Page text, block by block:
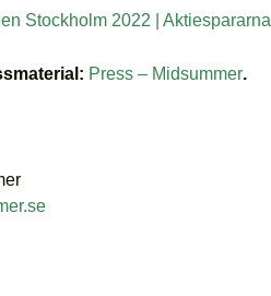
Stockholm 2022 | Aktiespararna
Press – Midsummer.